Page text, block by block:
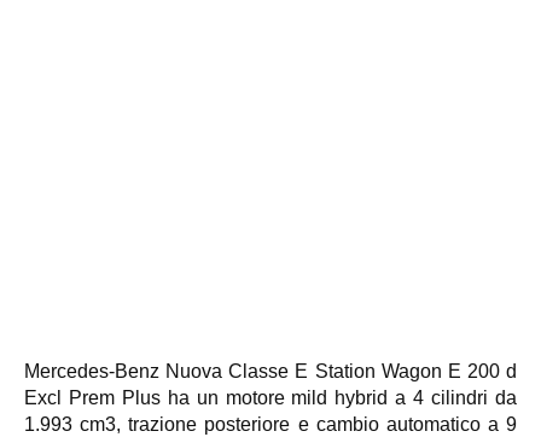
Mercedes-Benz Nuova Classe E Station Wagon E 200 d
Excl Prem Plus ha un motore mild hybrid a 4 cilindri da
1.993 cm3, trazione posteriore e cambio automatico a 9